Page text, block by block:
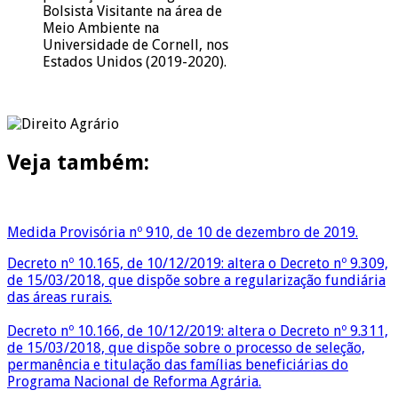
Bolsista Visitante na área de
Meio Ambiente na
Universidade de Cornell, nos
Estados Unidos (2019-2020).
Veja também:
Medida Provisória nº 910, de 10 de dezembro de 2019.
Decreto nº 10.165, de 10/12/2019: altera o Decreto nº 9.309,
de 15/03/2018, que dispõe sobre a regularização fundiária
das áreas rurais.
Decreto nº 10.166, de 10/12/2019: altera o Decreto nº 9.311,
de 15/03/2018, que dispõe sobre o processo de seleção,
permanência e titulação das famílias beneficiárias do
Programa Nacional de Reforma Agrária.